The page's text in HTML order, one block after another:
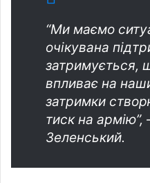
“Ми маємо
очікувана
затримується,
впливає на
затримки
тиск на
Зеленський.